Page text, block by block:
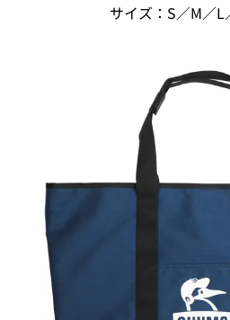
サイズ：S／M／L